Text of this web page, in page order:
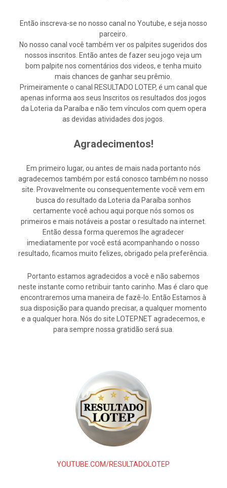
Então inscreva-se no nosso canal no Youtube, e seja nosso
parceiro.
No nosso canal você também ver os palpites sugeridos dos
nossos inscritos. Então antes de fazer seu jogo veja um
bom palpite nos comentários dos videos, e tenha muito
mais chances de ganhar seu prêmio.
Primeiramente o canal RESULTADO LOTEP, é um canal que
apenas informa aos seus Inscritos os resultados dos jogos
da Loteria da Paraíba e não tem vínculos com quem opera
as devidas atividades dos jogos.
Agradecimentos!
Em primeiro lugar, ou antes de mais nada portanto nós
agradecemos também por está conosco também no nosso
site. Provavelmente ou consequentemente você vem em
busca do resultado da Loteria da Paraíba sonhos
certamente você achou aqui porque nós somos os
primeiros e mais notáveis a postar o resultado na internet.
Então dessa forma queremos lhe agradecer
imediatamente por você está acompanhando o nosso
resultado, ficamos muito felizes, obrigado pela preferência.
Portanto estamos agradecidos a você e não sabemos
neste instante como retribuir tanto carinho. Mas é claro que
encontraremos uma maneira de fazê-lo. Então Estamos à
sua disposição para quando precisar, a qualquer momento
e a qualquer hora. Nós do site LOTEP.NET agradecemos, e
para sempre nossa gratidão será sua.
YOUTUBE.COM/RESULTADOLOTEP